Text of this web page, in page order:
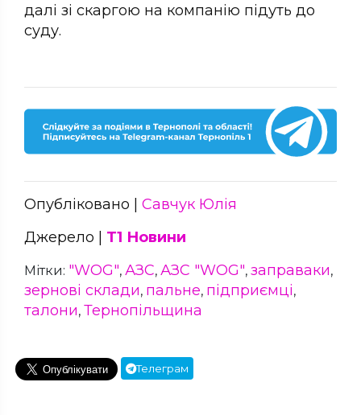
далі зі скаргою на компанію підуть до
суду.
Опубліковано | Савчук Юлія
Джерело | Т1 Новини
Мітки: "WOG", АЗС, АЗС "WOG", заправаки,
зернові склади, пальне, підприємці,
талони, Тернопільщина
Телеграм